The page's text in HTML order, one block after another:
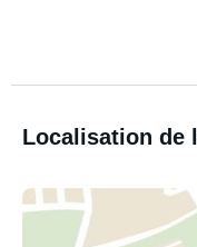
Localisation de